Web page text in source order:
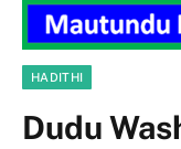
HADITHI
Dudu